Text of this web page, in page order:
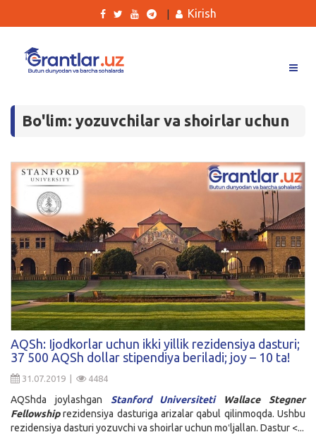
Tanlovlar
Kurslar
Blog
Yana
Qidirish
Kirish
Kirish
Bo'lim: yozuvchilar va shoirlar uchun
AQSh: Ijodkorlar uchun ikki yillik rezidensiya dasturi;
37 500 AQSh dollar stipendiya beriladi; joy – 10 ta!
31.07.2019 | 4484
AQShda joylashgan Stanford Universiteti
Wallace Stegner
Fellowshiprezidensiya dasturiga arizalar qabul qilinmoqda. Ushbu
rezidensiya dasturi yozuvchi va shoirlar uchun moʻljallan. Dastur <...